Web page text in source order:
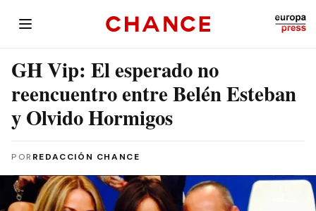
GH Vip: El esperado no
reencuentro entre Belén Esteban
y Olvido Hormigos
POR REDACCIÓN CHANCE